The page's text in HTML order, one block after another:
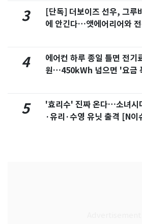
3
[단독] 더보이즈 선우, 그루
에 안긴다…앳에어리어와
4
에어컨 하루 종일 틀면 전기
원…450kWh 넘으면 '요금
5
'효리수' 진짜 온다…소녀시
·유리·수영 유닛 출격 [N이